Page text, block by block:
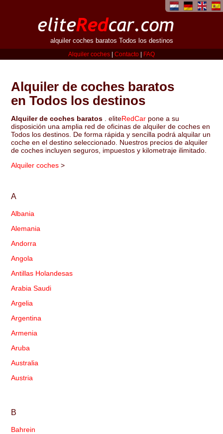
alquiler coches baratos Todos los destinos
Alquiler coches
Contacto FAQ
Alquiler de coches baratos
en Todos los destinos
Alquiler de coches baratos . eliteRedCar pone a su
disposición una amplia red de oficinas de alquiler de coches en
Todos los destinos. De forma rápida y sencilla podrá alquilar un
coche en el destino seleccionado. Nuestros precios de alquiler
de coches incluyen seguros, impuestos y kilometraje ilimitado.
Alquiler coches >
A
Albania
Alemania
Andorra
Angola
Antillas Holandesas
Arabia Saudi
Argelia
Argentina
Armenia
Aruba
Australia
Austria
B
Bahrein